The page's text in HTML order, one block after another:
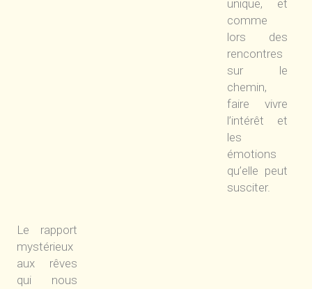
unique, et
comme
lors des
rencontres
sur le
chemin,
faire vivre
l’intérêt et
les
émotions
qu’elle peut
susciter.
Le rapport
mystérieux
aux rêves
qui nous